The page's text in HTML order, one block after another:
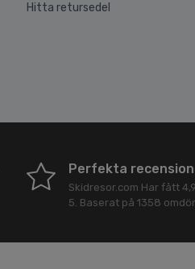
Hitta retursedel
Perfekta
Skidresor.com Har fått 4,9
5 . Baserat på 1358